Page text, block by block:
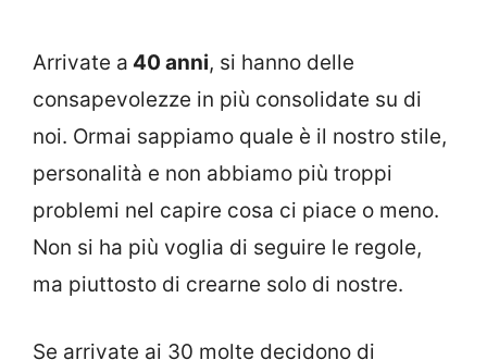
Arrivate a 40 anni, si hanno delle
consapevolezze in più consolidate su di
noi. Ormai sappiamo quale è il nostro stile,
personalità e non abbiamo più troppi
problemi nel capire cosa ci piace o meno.
Non si ha più voglia di seguire le regole,
ma piuttosto di crearne solo di nostre.
Se arrivate ai 30 molte decidono di